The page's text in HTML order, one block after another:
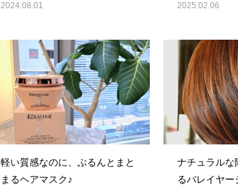
2024.08.01 2025.02.06
軽い質感なのに、ぷるんとまと
まるヘアマスク♪
ナチュラルな
るバレイヤ